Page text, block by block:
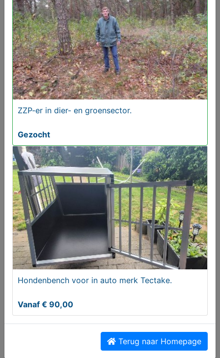
Meer koopwaarin rubriek Dieren en
toebehoren
ZZP-er in dier- en groensector.
Gezocht
ZZP-er in dier- en groensector.
Gezocht
Hondenbench voor in auto merk Tectake.
Vanaf € 90,00
Terug naar Homepage